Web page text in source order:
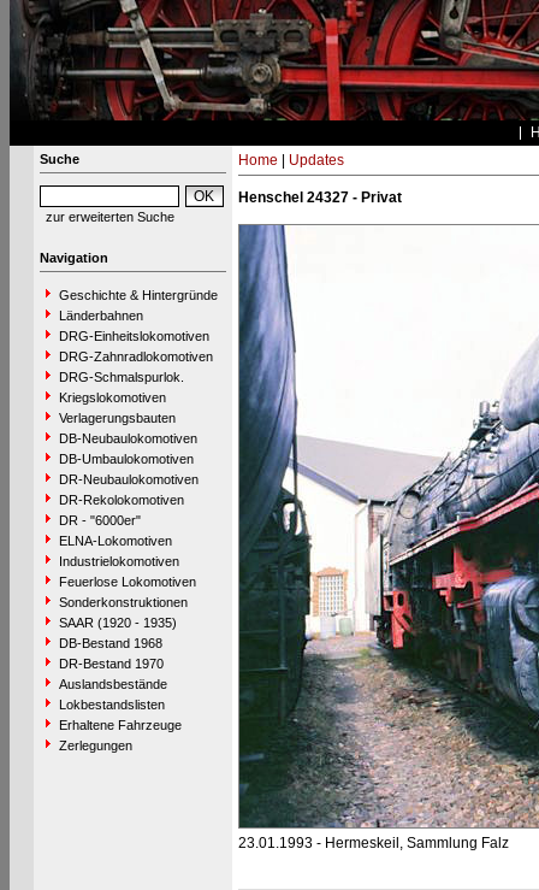
Suche
zur erweiterten Suche
Navigation
Geschichte & Hintergründe
Länderbahnen
DRG-Einheitslokomotiven
DRG-Zahnradlokomotiven
DRG-Schmalspurlok.
Kriegslokomotiven
Verlagerungsbauten
DB-Neubaulokomotiven
DB-Umbaulokomotiven
DR-Neubaulokomotiven
DR-Rekolokomotiven
DR - "6000er"
ELNA-Lokomotiven
Industrielokomotiven
Feuerlose Lokomotiven
Sonderkonstruktionen
SAAR (1920 - 1935)
DB-Bestand 1968
DR-Bestand 1970
Auslandsbestände
Lokbestandslisten
Erhaltene Fahrzeuge
Zerlegungen
Home Updates
Henschel 24327 - Privat
23.01.1993 - Hermeskeil, Sammlung Falz